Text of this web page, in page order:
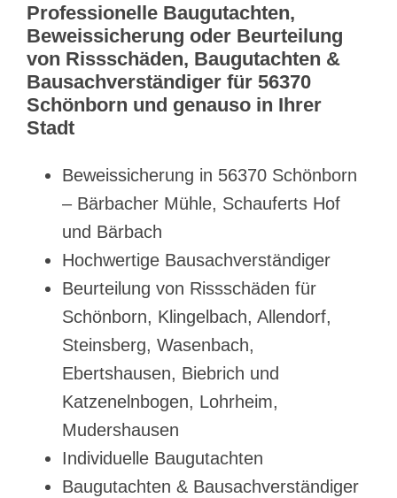
Professionelle Baugutachten,
Beweissicherung oder Beurteilung
von Rissschäden, Baugutachten &
Bausachverständiger für 56370
Schönborn und genauso in Ihrer
Stadt
Beweissicherung in 56370 Schönborn
– Bärbacher Mühle, Schauferts Hof
und Bärbach
Hochwertige Bausachverständiger
Beurteilung von Rissschäden für
Schönborn, Klingelbach, Allendorf,
Steinsberg, Wasenbach,
Ebertshausen, Biebrich und
Katzenelnbogen, Lohrheim,
Mudershausen
Individuelle Baugutachten
Baugutachten & Bausachverständiger